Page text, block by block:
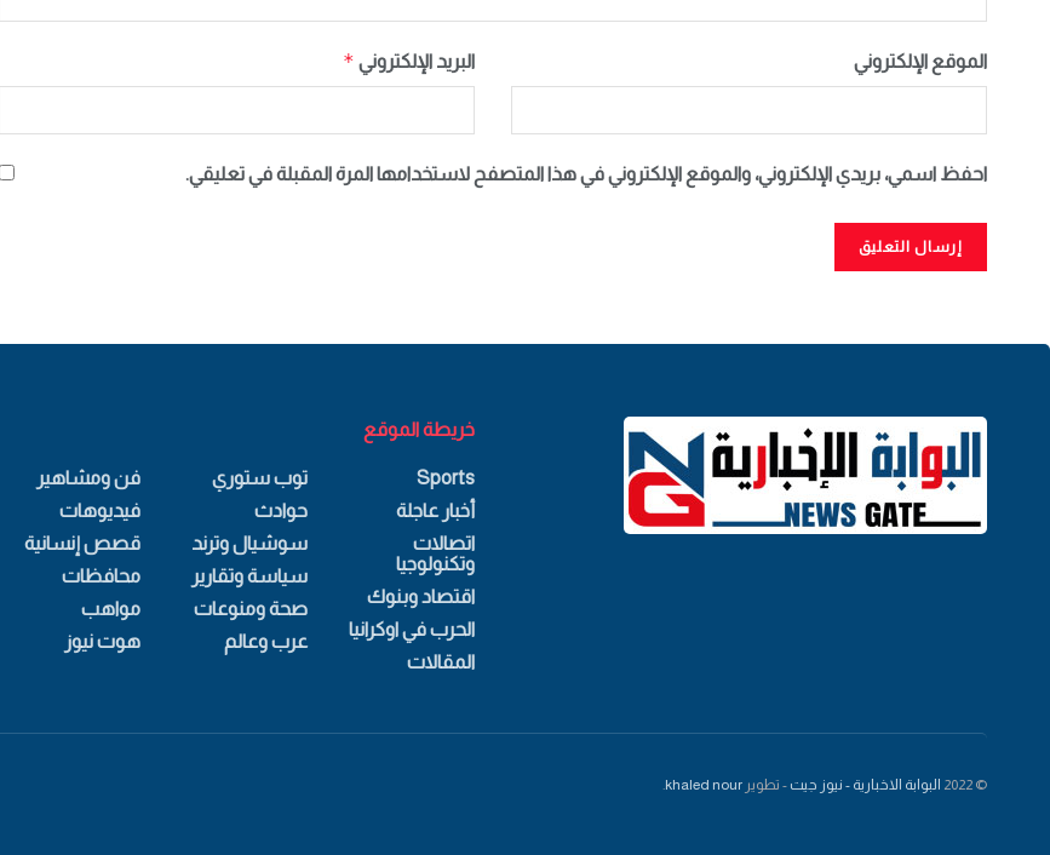
البريد الإلكتروني * الموقع الإلكتروني
احفظ اسمي، بريدي الإلكتروني، والموقع الإلكتروني في هذا المتصفح لاستخدامها المرة المقبلة في تعليقي.
خريطة الموقع
Sports
أخبار عاجلة
اتصالات
وتكنولوجيا
اقتصاد وبنوك
الحرب في اوكرانيا
المقالات
توب ستوري
حوادث
سوشيال وترند
سياسة وتقارير
صحة ومنوعات
عرب وعالم
فن ومشاهير
فيديوهات
قصص إنسانية
محافظات
مواهب
هوت نيوز
© 2022 البوابة الاخبارية - نيوز جيت - تطويرkhaled nour
.